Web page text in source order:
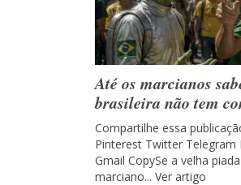
Até os marcianos
brasileira não tem
Compartilhe essa
Pinterest Twitter
Gmail CopySe a velha
marciano... Ver artigo